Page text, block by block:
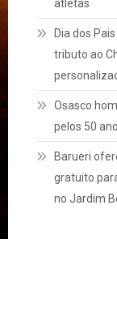
atletas
Dia dos
tributo ao
Osasco
pelos 50
Barueri
gratuito
no Jardim